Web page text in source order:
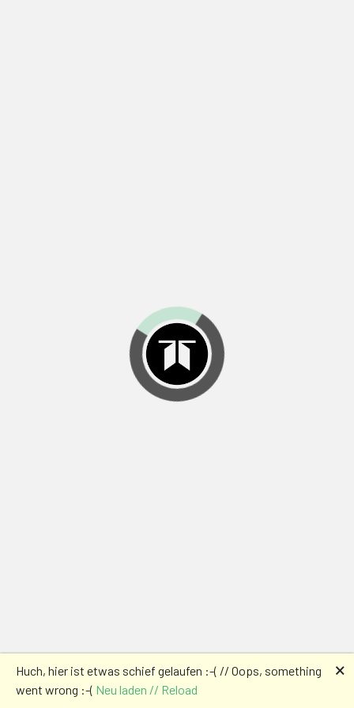
Huch, hier ist etwas schief gelaufen :-( // Oops, something
went wrong :-( Neu laden // Reload
🗙